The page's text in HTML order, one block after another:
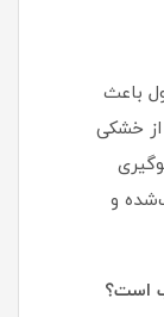
باعث
خشکی
و
است؟